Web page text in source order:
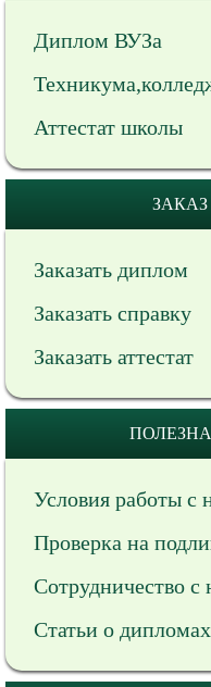
Диплом ВУЗа
Аттестат школы
Заказать диплом
Заказать справку
Заказать аттестат
Условия работы с
Проверка на
Сотрудничество с
Статьи о дипломах